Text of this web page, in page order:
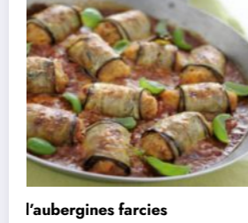
Confiture d’abricots sans